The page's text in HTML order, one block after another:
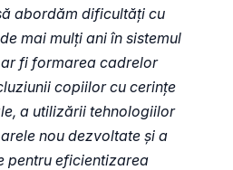
abordăm dificultăți cu
mai mulți ani în sistemul
fi formarea cadrelor
copiilor cu cerințe
a utilizării tehnologiilor
nou dezvoltate și a
pentru eficientizarea